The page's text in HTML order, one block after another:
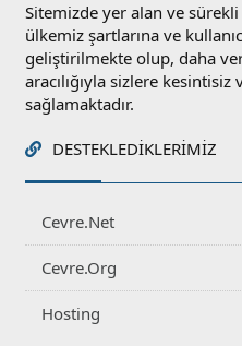
Sitemizde yer alan ve
ülkemiz şartlarına ve
geliştirilmekte olup, daha
aracılığıyla sizlere
sağlamaktadır.
DESTEKLEDIKLERIMIZ
Cevre.Net
Cevre.Org
Hosting